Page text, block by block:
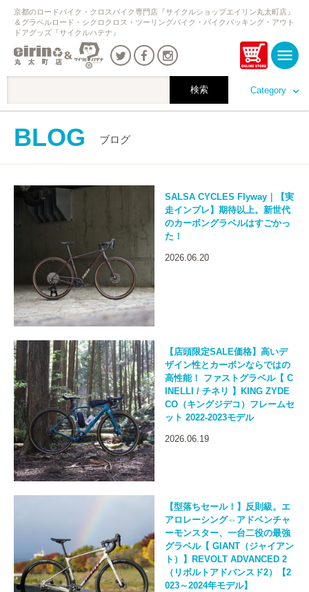
Category
京都のロードバイク・クロスバイク専門店『サイクルショップエイリン丸太町店』
＆グラベルロード・シクロクロス・ツーリングバイク・バイクパッキング・アウト
ドアグッズ『サイクルハテナ』
BLOG ブログ
SALSA CYCLES Flyway｜【実
走インプレ】期待以上。新世代
のカーボングラベルはすごかっ
た！
2026.06.20
【店頭限定SALE価格】高いデ
ザイン性とカーボンならではの
高性能！ ファストグラベル【 C
INELLI / チネリ 】KING ZYDE
CO（キングジデコ）フレームセ
ット 2022-2023モデル
2026.06.19
【型落ちセール！】反則級。エ
アロレーシング⇔アドベンチャ
ーモンスター、一台二役の最強
グラベル【 GIANT（ジャイアン
ト）】REVOLT ADVANCED 2
（リボルトアドバンスド2）【2
023～2024年モデル】